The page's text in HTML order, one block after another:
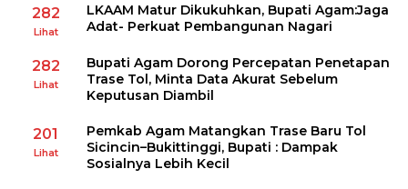
282
Lihat
LKAAM Matur Dikukuhkan, Bupati Agam:Jaga
Adat- Perkuat Pembangunan Nagari
282
Lihat
Bupati Agam Dorong Percepatan Penetapan
Trase Tol, Minta Data Akurat Sebelum
Keputusan Diambil
201
Lihat
Pemkab Agam Matangkan Trase Baru Tol
Sicincin–Bukittinggi, Bupati : Dampak
Sosialnya Lebih Kecil